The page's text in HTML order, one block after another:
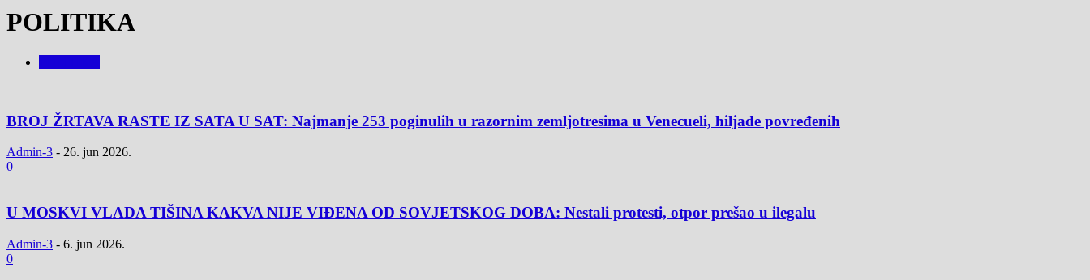
POLITIKA
BROJ ŽRTAVA RASTE IZ SATA U SAT: Najmanje 253 poginulih u razornim zemljotresima u Venecueli, hiljade povređenih
Admin-3 - 26. jun 2026.
0
U MOSKVI VLADA TIŠINA KAKVA NIJE VIĐENA OD SOVJETSKOG DOBA: Nestali protesti, otpor prešao u ilegalu
Admin-3 - 6. jun 2026.
0